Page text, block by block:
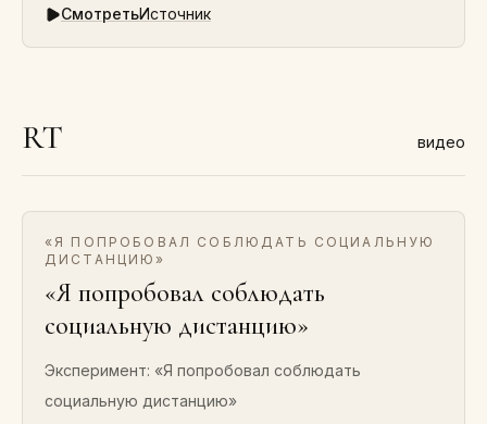
СмотретьИсточник
RT видео
«Я ПОПРОБОВАЛ СОБЛЮДАТЬ СОЦИАЛЬНУЮ
ДИСТАНЦИЮ»
«Я попробовал соблюдать
социальную дистанцию»
Эксперимент: «Я попробовал соблюдать
социальную дистанцию»